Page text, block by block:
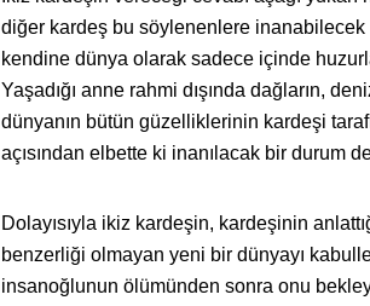
diğer kardeş bu söylenenlere inanabilecek
kendine dünya olarak sadece içinde
Yaşadığı anne rahmi dışında dağların,
dünyanın bütün güzelliklerinin kardeşi
açısından elbette ki inanılacak bir durum
Dolayısıyla ikiz kardeşin, kardeşinin
benzerliği olmayan yeni bir dünyayı
insanoğlunun ölümünden sonra onu